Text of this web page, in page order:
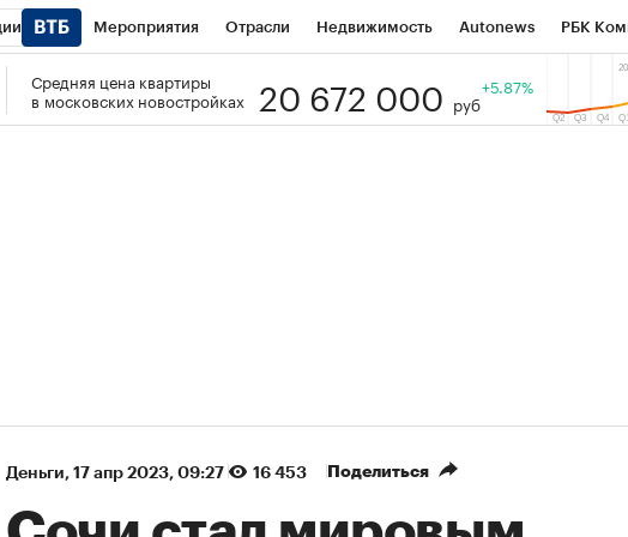
Мероприятия Отрасли Недвижимость Autonews РБК
РБК РБК Образование Тренды
Средняя цена квартиры
в московских новостройках
20 672 000 руб
+5.87%
Деньги⁠, 17 апр 2023, 09:27 16 453 Поделиться